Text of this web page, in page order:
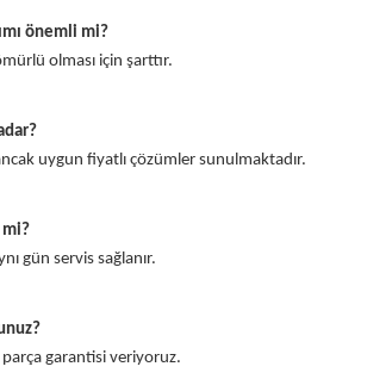
önemli mi?
olması için şarttır.
uygun fiyatlı çözümler sunulmaktadır.
mi?
gün servis sağlanır.
garantisi veriyoruz.